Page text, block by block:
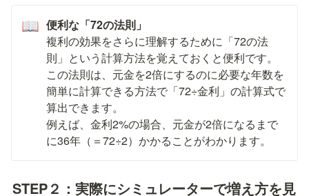
📖 便利な「72の法則」
複利の効果をさらに理解するために「72の法
則」という計算方法を覚えておくと便利です。
この法則は、元金を2倍にするのに必要な年数を
簡単に計算できる方法で「72÷金利」の計算式で
算出できます。
例えば、金利2%の場合、元金が2倍になるまで
に36年（＝72÷2）かかることがわかります。
STEP２： 実際にシミュレーターで増え方を見